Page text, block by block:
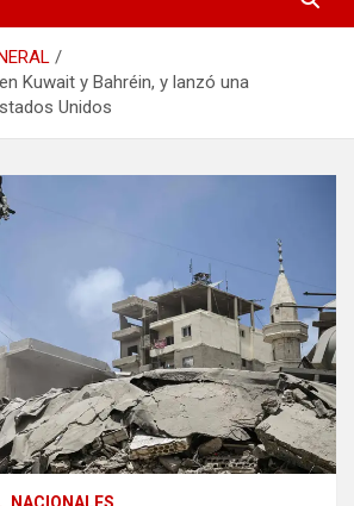
Kuwait y Bahréin, y lanzó una
Unidos
NACIONALES